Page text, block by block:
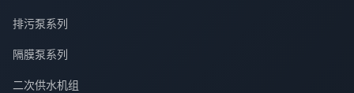
排污泵系列
隔膜泵系列
二次供水机组